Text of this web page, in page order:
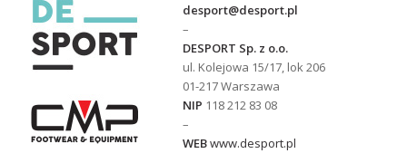
desport@desport.pl
–
DESPORT Sp. z o.o.
ul. Kolejowa 15/17, lok 206
01-217 Warszawa
NIP 118 212 83 08
–
WEBwww.desport.pl